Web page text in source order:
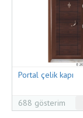
Portal çelik kapı
688 gösterim